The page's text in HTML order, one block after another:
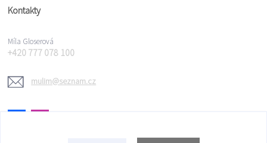
Kontakty
Míla Gloserová
+420 777 078 100
mulim@seznam.cz